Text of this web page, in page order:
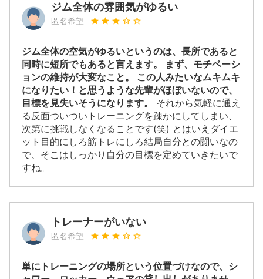
ジム全体の雰囲気がゆるい
匿名希望
ジム全体の空気がゆるいというのは、長所であると
同時に短所でもあると言えます。 まず、モチベーシ
ョンの維持が大変なこと。 この人みたいなムキムキ
になりたい！と思うような先輩がほぼいないので、
目標を見失いそうになります。
それから気軽に通え
る反面ついついトレーニングを疎かにしてしまい、
次第に挑戦しなくなることです(笑) とはいえダイエ
ット目的にしろ筋トレにしろ結局自分との闘いなの
で、そこはしっかり自分の目標を定めていきたいで
すね。
トレーナーがいない
匿名希望
単にトレーニングの場所という位置づけなので、シ